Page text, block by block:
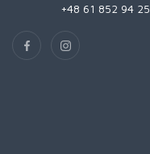
+48 61 852 94 25